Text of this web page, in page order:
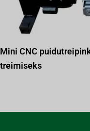
Mini CNC
treimiseks